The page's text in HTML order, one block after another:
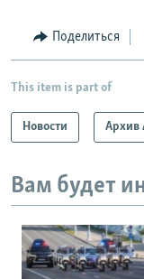
Поделиться
This item is part of
Новости Архив
Вам будет